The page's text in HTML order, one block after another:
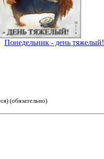
Понедельник - день тяжелый!
(обязательно)